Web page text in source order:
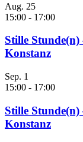
Aug. 25
15:00 - 17:00
Stille
Konstanz
Sep. 1
15:00 - 17:00
Stille
Konstanz